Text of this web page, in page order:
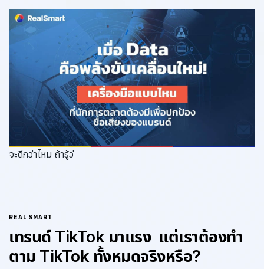
จะดีกว่าไหม ถ้ารู้ว่
REAL SMART
เทรนด์ TikTok มาแรง แต่เราต้องทำ
ตาม TikTok ทั้งหมดจริงหรือ?